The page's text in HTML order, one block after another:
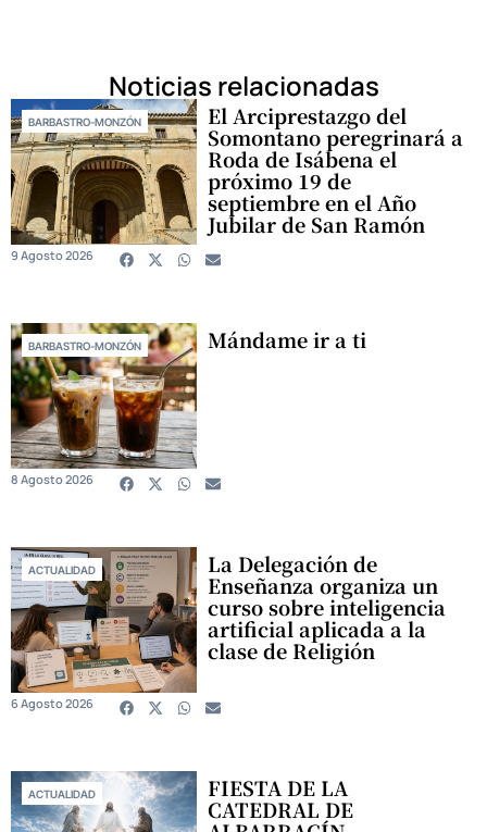
Noticias relacionadas
BARBASTRO-MONZÓN El Arciprestazgo del
Somontano peregrinará a
Roda de Isábena el
próximo 19 de
septiembre en el Año
Jubilar de San Ramón
9 Agosto 2026
BARBASTRO-MONZÓN Mándame ir a ti
8 Agosto 2026
ACTUALIDAD La Delegación de
Enseñanza organiza un
curso sobre inteligencia
artificial aplicada a la
clase de Religión
6 Agosto 2026
ACTUALIDAD FIESTA DE LA
CATEDRAL DE